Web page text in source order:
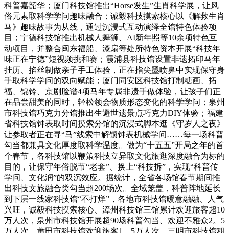
科普嘉韶华；厦门科技馆推出“Horse发生”生肖科学展，让风
俗元素取科学学问趣味融合；诚毅科技摸索核心以《解救生肖
马》趣味故事为从线，通过沉浸式互动演绎全馆特色体验项
目；宁德科技馆推出机械人舞狮、AI新年照等10余项特色互
动项目，并整合闽东福船、漆扇等处所特色资本开展“科技年
味正在宁德”短视频挑和赛；霞浦县科技馆设置非遗拓印马年
挂历、掐丝制做亲子手工体验，正在指尖墨喷鼻中实现保守身
手取科学学问的双向赋能；厦门同安区科技馆打制糖画、拓
福、锦铃、京剧脸谱4项马年专属非遗手做体验，让孩子们正
在品尝甜美的同时，轻松领会物质形态变化的科学学问；泉州
市科技馆巧克力分馆推出生避世遗景点巧克力DIY体验；福建
省科技馆钟表取时间摸索分馆的沉浸式脚本逛《守岁人之夜》
让参取者正在寻“马”线索中解锁钟表机械学问……每一场科普
勾当都兼具文化厚度取科学温度。做为“十五五”开局之年的首
个春节，各科技馆以鞭策科技立异取文化旅逛深度融合为标的
目的，让保守年俗脱节“老套”、换上“科技拆”，实现“科普传
学问、文化润”的双沉效应。据统计，全省各场馆春节期间推
出科技文旅融合类勾当超200场次。全域笼盖，科普阵地延长
到下层一线家科技馆“不打烊”，各地市科技馆暖意融融、人气
兴旺，诚毅科技摸索核心、漳州科技馆三馆累计欢迎旅客超10
万人次，泉州市科技馆开展超90场科普勾当、欢迎不雅众2。5
万人次，莆田市科技馆欢迎旅客1。5万人次，三明市科技馆积